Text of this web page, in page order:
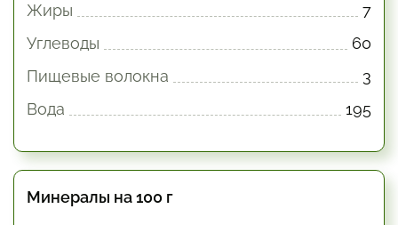
Жиры
7
Углеводы
60
Пищевые волокна
3
Вода
195
Минералы на 100 г